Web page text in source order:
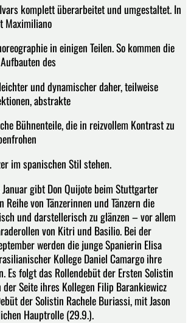
komplett überarbeitet und umgestaltet. In
Maximiliano
in einigen Teilen. So kommen die
des
und dynamischer daher, teilweise
abstrakte
Bühnenteile, die in reizvollem Kontrast zu
im spanischen Stil stehen.
gibt Don Quijote beim Stuttgarter
Reihe von Tänzerinnen und Tänzern die
und darstellerisch zu glänzen – vor allem
von Kitri und Basilio. Bei der
werden die junge Spanierin Elisa
Kollege Daniel Camargo ihre
Es folgt das Rollendebüt der Ersten Solistin
Seite ihres Kollegen Filip Barankiewicz
der Solistin Rachele Buriassi, mit Jason
Hauptrolle (29.9.).